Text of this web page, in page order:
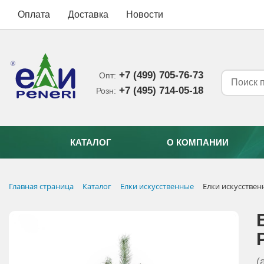
Оплата Доставка Новости
Опт: +7 (499) 705-76-73
Розн: +7 (495) 714-05-18‬
КАТАЛОГ О КОМПАНИИ
Главная страница Каталог Елки искусственные Елки